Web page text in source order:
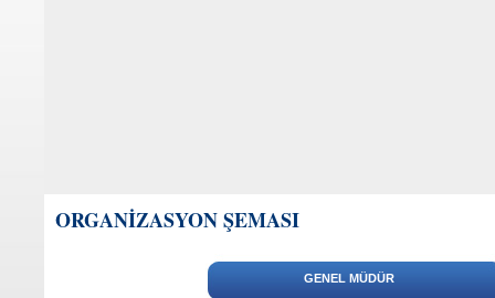
ORGANİZASYON ŞEMASI
GENEL MÜDÜR